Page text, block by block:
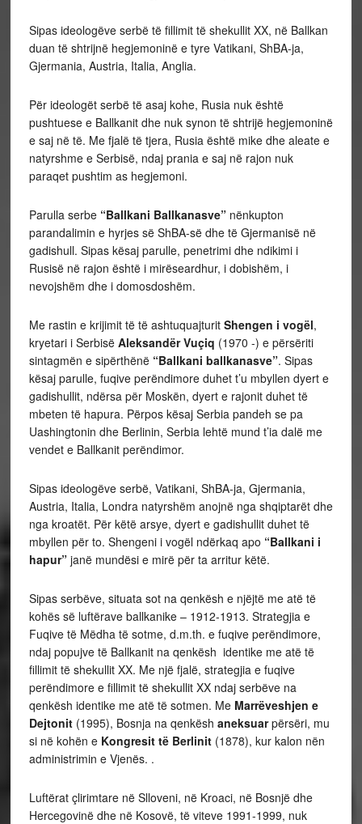
Sipas ideologëve serbë të fillimit të shekullit XX, në Ballkan
duan të shtrijnë hegjemoninë e tyre Vatikani, ShBA-ja,
Gjermania, Austria, Italia, Anglia.
Për ideologët serbë të asaj kohe, Rusia nuk është
pushtuese e Ballkanit dhe nuk synon të shtrijë hegjemoninë
e saj në të. Me fjalë të tjera, Rusia është mike dhe aleate e
natyrshme e Serbisë, ndaj prania e saj në rajon nuk
paraqet pushtim as hegjemoni.
Parulla serbe “Ballkani Ballkanasve” nënkupton
parandalimin e hyrjes së ShBA-së dhe të Gjermanisë në
gadishull. Sipas kësaj parulle, penetrimi dhe ndikimi i
Rusisë në rajon është i mirëseardhur, i dobishëm, i
nevojshëm dhe i domosdoshëm.
Me rastin e krijimit të të ashtuquajturit Shengen i vogël,
kryetari i Serbisë Aleksandër Vuçiq (1970 -) e përsëriti
sintagmën e sipërthënë “Ballkani ballkanasve”. Sipas
kësaj parulle, fuqive perëndimore duhet t’u mbyllen dyert e
gadishullit, ndërsa për Moskën, dyert e rajonit duhet të
mbeten të hapura. Përpos kësaj Serbia pandeh se pa
Uashingtonin dhe Berlinin, Serbia lehtë mund t’ia dalë me
vendet e Ballkanit perëndimor.
Sipas ideologëve serbë, Vatikani, ShBA-ja, Gjermania,
Austria, Italia, Londra natyrshëm anojnë nga shqiptarët dhe
nga kroatët. Për këtë arsye, dyert e gadishullit duhet të
mbyllen për to. Shengeni i vogël ndërkaq apo “Ballkani i
hapur”janë mundësi e mirë për ta arritur këtë.
Sipas serbëve, situata sot na qenkësh e njëjtë me atë të
kohës së luftërave ballkanike – 1912-1913. Strategjia e
Fuqive të Mëdha të sotme, d.m.th. e fuqive perëndimore,
ndaj popujve të Ballkanit na qenkësh identike me atë të
fillimit të shekullit XX. Me një fjalë, strategjia e fuqive
perëndimore e fillimit të shekullit XX ndaj serbëve na
qenkësh identike me atë të sotmen. Me Marrëveshjen e
Dejtonit(1995), Bosnja na qenkësh aneksuarpërsëri, mu
si në kohën e Kongresit të Berlinit(1878), kur kalon nën
administrimin e Vjenës. .
Luftërat çlirimtare në Slloveni, në Kroaci, në Bosnjë dhe
Hercegovinë dhe në Kosovë, të viteve 1991-1999, nuk